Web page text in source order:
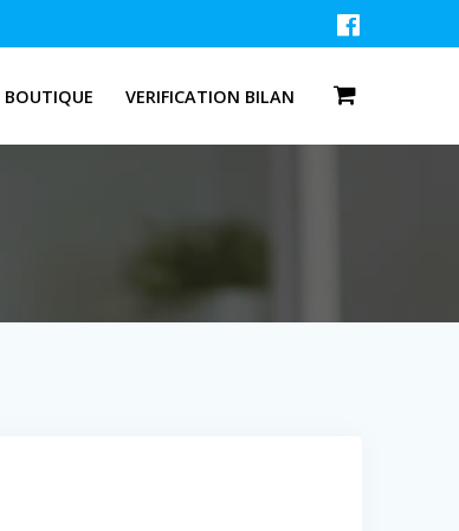
BOUTIQUE VERIFICATION BILAN